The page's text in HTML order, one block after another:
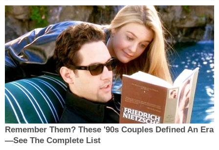
Remember Them? These '90s Couples Defined An Era
—See The Complete List